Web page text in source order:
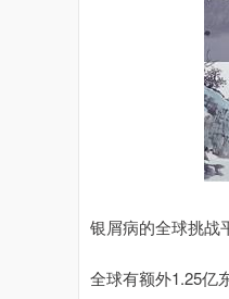
银屑病的全球挑战
全球有额外1.25亿